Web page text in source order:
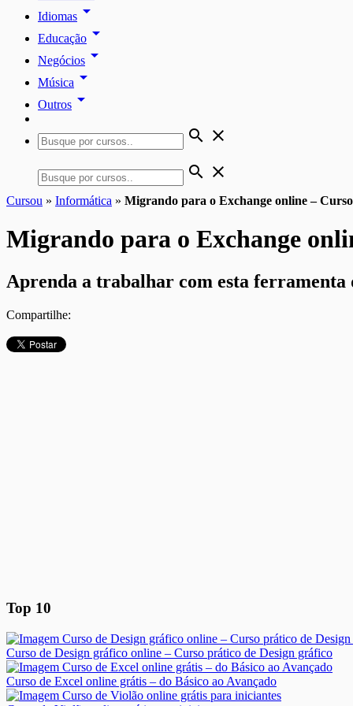
Idiomas arrow_drop_down
Educação arrow_drop_down
Negócios arrow_drop_down
Música arrow_drop_down
Outros arrow_drop_down
search close
search close
Cursou » Informática » Migrando para o Exchange online –
Migrando para o Exchange
Aprenda a trabalhar com esta
Compartilhe:
Top 10
Curso de Design gráfico online – Curso prático de Design gráfico
Curso de Excel online grátis – do Básico ao Avançado